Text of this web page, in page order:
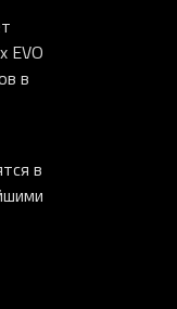
EVO
в
в